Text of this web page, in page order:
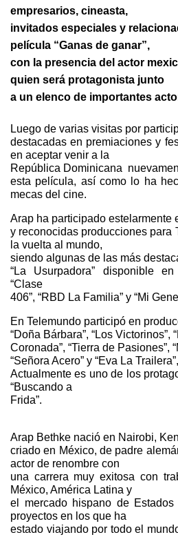
empresarios, cineasta,
invitados especiales y
película “Ganas de ganar”,
con la presencia del actor
quien será protagonista junto
a un elenco de importantes
Luego de varias visitas por
destacadas en premiaciones y
en aceptar venir a la
República Dominicana
esta película, así como lo ha
mecas del cine.
Arap ha participado estelarmente
y reconocidas producciones para
la vuelta al mundo,
siendo algunas de las más
“La Usurpadora” disponible
“Clase
406”, “RBD La Familia” y “Mi
En Telemundo participó en
“Doña Bárbara”, “Los Victorinos”,
Coronada”, “Tierra de Pasiones”,
“Señora Acero” y “Eva La
Actualmente es uno de los
“Buscando a
Frida”.
Arap Bethke nació en Nairobi,
criado en México, de padre
actor de renombre con
una carrera muy exitosa con
México, América Latina y
el mercado hispano de
proyectos en los que ha
estado viajando por todo el